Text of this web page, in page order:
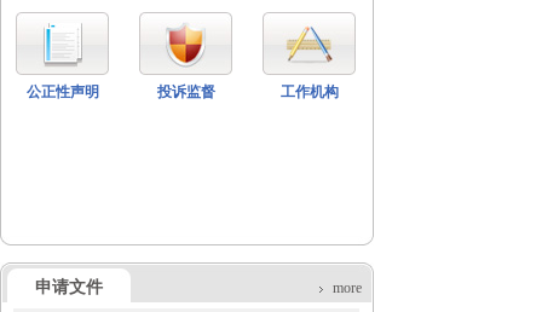
公正性声明 投诉监督 工作机构
申请文件
more